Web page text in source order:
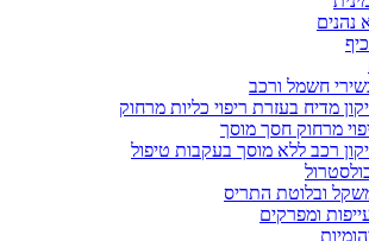
נהנים
חשמל ורכב
מדיח בעזרת ריפוי כליות מרחוק
מרחוק חסך מוסך
רכב ללא מוסך בעקבות טיפול
ובלוטת התריס
ומפרקים